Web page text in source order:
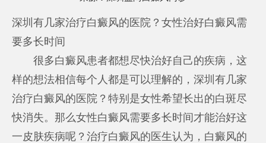
深圳有几家治疗白癜风的医院？女性治好白癜风需
要多长时间
很多白癜风患者都想尽快治好自己的疾病，这
样的想法相信每个人都是可以理解的，深圳有几家
治疗白癜风的医院？特别是女性希望长出的白斑尽
快消失。那么女性白癜风需要多长时间才能治好这
一皮肤疾病呢？治疗白癜风的医生认为，白癜风的